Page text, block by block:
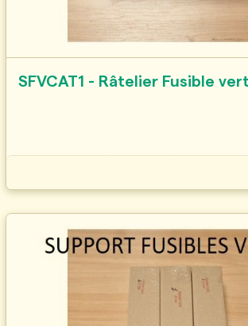
SFVCAT1 - Râtelier Fusible